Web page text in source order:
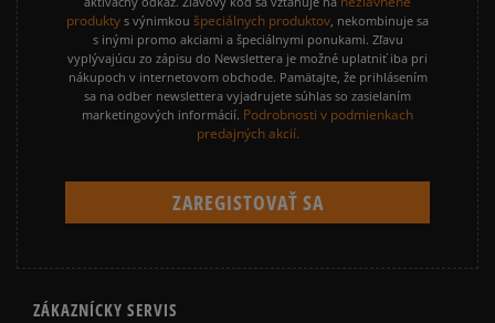
produkty s výnimkou špeciálnych produktov, nekombinuje sa
s inými promo akciami a špeciálnymi ponukami. Zľavu
vyplývajúcu zo zápisu do Newslettera je možné uplatniť iba pri
nákupoch v internetovom obchode. Pamätajte, že prihlásením
sa na odber newslettera vyjadrujete súhlas so zasielaním
marketingových informácií. Podrobnosti v podmienkach
predajných akcií.
ZÁKAZNÍCKY SERVIS